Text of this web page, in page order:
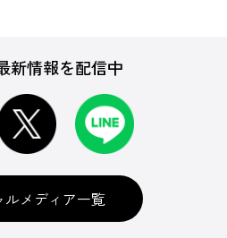
新情報を配信中
ルメディア一覧